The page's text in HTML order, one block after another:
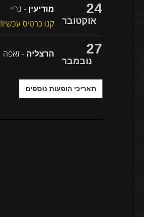
24
אוקטובר
מודיעין - גריי
קנו כרטיס עכשיו!
27
נובמבר
הרצליה - זאפה
תאריכי הופעות נוספים